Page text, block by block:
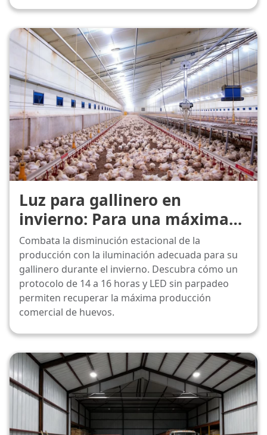
Luz para gallinero en
invierno: Para una máxima
producción de huevos.
Combata la disminución estacional de la
producción con la iluminación adecuada para su
gallinero durante el invierno. Descubra cómo un
protocolo de 14 a 16 horas y LED sin parpadeo
permiten recuperar la máxima producción
comercial de huevos.